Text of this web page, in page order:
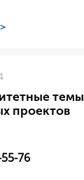
темы
проектов
76